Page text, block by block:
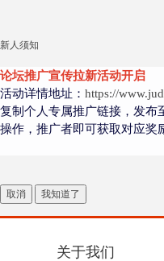
新人须知
论坛推广宣传拉新活动开启
活动详情地址： https://
复制个人专属推广链接，发布
操作，推广者即可获取对应奖
取消 我知道了
关于我们